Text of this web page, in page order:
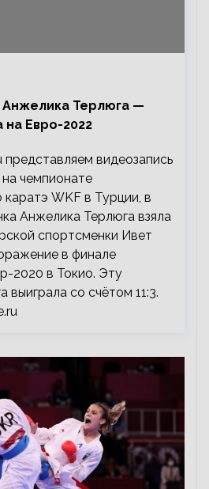
Терлюга —
на Евро-2022
представляем видеозапись
чемпионате
WKF в Турции, в
Анжелика Терлюга взяла
спортсменки Ивет
в финале
2020 в Токио. Эту
выиграла со счётом 11:3.